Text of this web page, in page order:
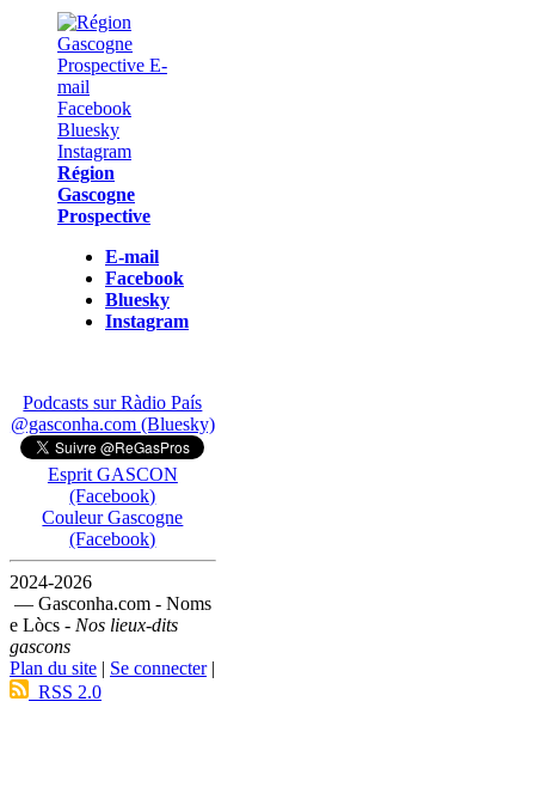
Région
Gascogne
Prospective
E-mail
Facebook
Bluesky
Instagram
Podcasts sur Ràdio País
@gasconha.com (Bluesky)
Esprit GASCON
(Facebook)
Couleur Gascogne
(Facebook)
2024-2026
— Gasconha.com - Noms
e Lòcs - Nos lieux-dits
gascons
Plan du site | Se connecter|
RSS 2.0